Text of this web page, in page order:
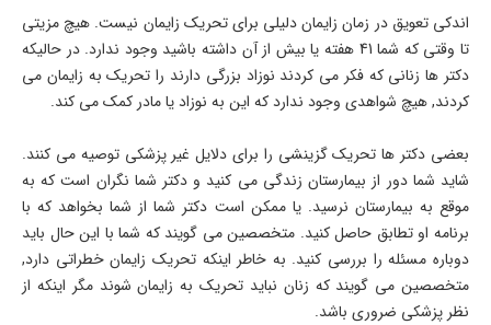
اندکی تعویق در زمان زایمان دلیلی برای تحریک زایمان نیست. هیچ مزیتی
تا وقتی که شما 41 هفته یا بیش از آن داشته باشید وجود ندارد. در حالیکه
دکتر ها زنانی که فکر می کردند نوزاد بزرگی دارند را تحریک به زایمان می
کردند, هیچ شواهدی وجود ندارد که این به نوزاد یا مادر کمک می کند.
بعضی دکتر ها تحریک گزینشی را برای دلایل غیر پزشکی توصیه می کنند.
شاید شما دور از بیمارستان زندگی می کنید و دکتر شما نگران است که به
موقع به بیمارستان نرسید. یا ممکن است دکتر شما از شما بخواهد که با
برنامه او تطابق حاصل کنید. متخصصین می گویند که شما با این حال باید
دوباره مسئله را بررسی کنید. به خاطر اینکه تحریک زایمان خطراتی دارد,
متخصصین می گویند که زنان نباید تحریک به زایمان شوند مگر اینکه از
نظر پزشکی ضروری باشد.